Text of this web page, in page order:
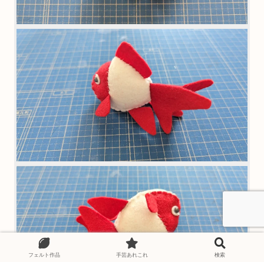
フェルト作品 手芸あれこれ 検索